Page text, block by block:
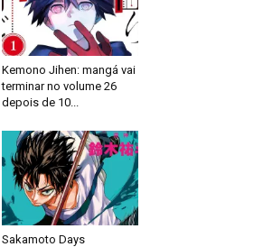
Kemono Jihen: mangá vai
terminar no volume 26
depois de 10...
Sakamoto Days